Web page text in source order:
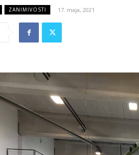
ZANIMIVOSTI 17. maja, 2021